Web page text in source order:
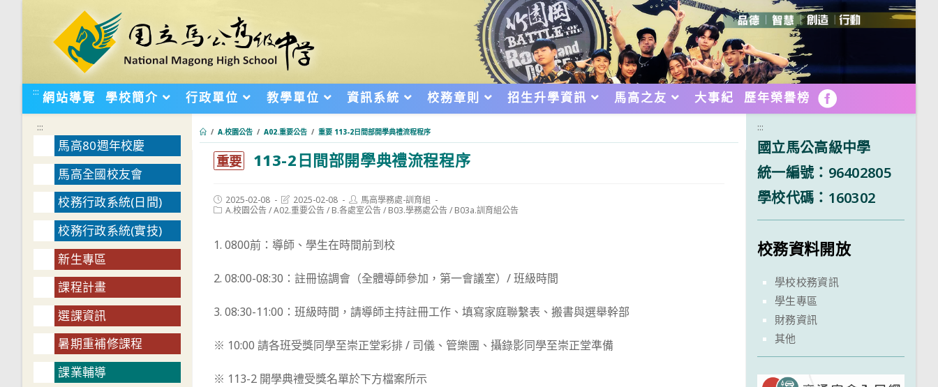
::: 網站導覽 學校簡介 行政單位 教學單位 資訊系統 校務章則 招生升學資訊 馬高之友 大事紀 歷年榮譽榜 FB
/ A.校園公告 / A02.重要公告 / 重要 113-2日間部開學典禮流程程序
重要 113-2日間部開學典禮流程程序
Post
published:
2025-02-08
Post
last
2025-02-08
Post
author:
馬高學務處-訓育組
PostA.校園公告/A02.重要公告/ B.各處室公告/ B03.學務處公告/ B03a.訓育組公告
1. 0800前：導師、學生在時間前到校
2. 08:00-08:30：註冊協調會（全體導師參加，第一會議室）/ 班級時間
3. 08:30-11:00：班級時間，請導師主持註冊工作、填寫家庭聯繫表、搬書與選舉幹部
※ 10:00 請各班受獎同學至崇正堂彩排 / 司儀、管樂團、攝錄影同學至崇正堂準備
※ 113-2 開學典禮受獎名單於下方檔案所示
:::
馬高80週年校慶
馬高全國校友會
校務行政系統(日間)
校務行政系統(實技)
新生專區
課程計畫
選課資訊
暑期重補修課程
課業輔導
:::
國立馬公高級中學
統一編號：96402805
學校代碼：160302
校務資料開放
學校校務資訊
學生專區
財務資訊
其他